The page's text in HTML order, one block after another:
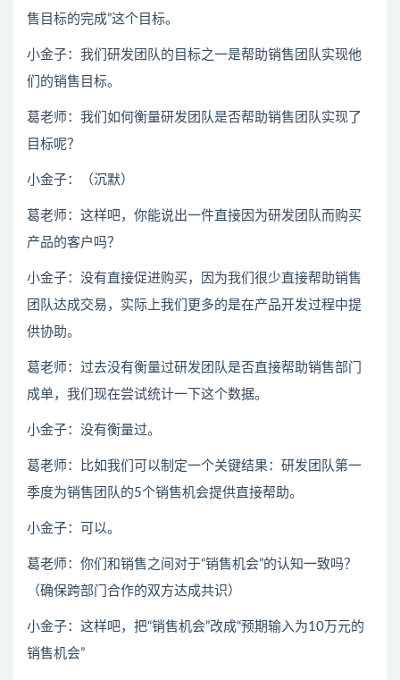
售目标的完成”这个目标。
小金子：我们研发团队的目标之一是帮助销售团队实现他
们的销售目标。
葛老师：我们如何衡量研发团队是否帮助销售团队实现了
目标呢？
小金子：（沉默）
葛老师：这样吧，你能说出一件直接因为研发团队而购买
产品的客户吗？
小金子：没有直接促进购买，因为我们很少直接帮助销售
团队达成交易，实际上我们更多的是在产品开发过程中提
供协助。
葛老师：过去没有衡量过研发团队是否直接帮助销售部门
成单，我们现在尝试统计一下这个数据。
小金子：没有衡量过。
葛老师：比如我们可以制定一个关键结果：研发团队第一
季度为销售团队的5个销售机会提供直接帮助。
小金子：可以。
葛老师：你们和销售之间对于“销售机会”的认知一致吗？
（确保跨部门合作的双方达成共识）
小金子：这样吧，把“销售机会”改成“预期输入为10万元的
销售机会”